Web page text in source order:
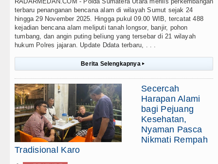
terbaru penanganan bencana alam di wilayah Sumut sejak 24
hingga 29 November 2025. Hingga pukul 09.00 WIB, tercatat 488
kejadian bencana alam meliputi tanah longsor, banjir, pohon
tumbang, dan angin puting beliung yang tersebar di 21 wilayah
hukum Polres jajaran. Update Ddata terbaru, . . .
Berita Selengkapnya ▸
Secercah
Harapan Alami
bagi Pejuang
Kesehatan,
Nyaman Pasca
Nikmati Rempah
Tradisional Karo